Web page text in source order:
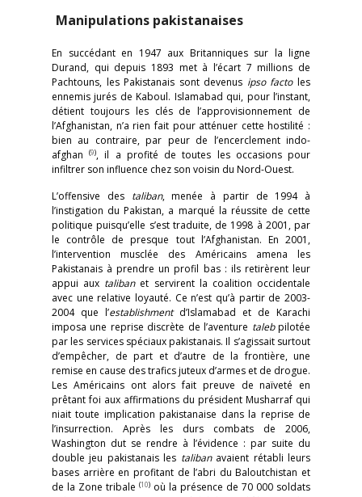
Manipulations pakistanaises
En succédant en 1947 aux Britanniques sur la ligne
Durand, qui depuis 1893 met à l’écart 7 millions de
Pachtouns, les Pakistanais sont devenus ipso factoles
ennemis jurés de Kaboul. Islamabad qui, pour l’instant,
détient toujours les clés de l’approvisionnement de
l’Afghanistan, n’a rien fait pour atténuer cette hostilité :
bien au contraire, par peur de l’encerclement indo-
afghan(9), il a profité de toutes les occasions pour
infiltrer son influence chez son voisin du Nord-Ouest.
L’offensive des taliban, menée à partir de 1994 à
l’instigation du Pakistan, a marqué la réussite de cette
politique puisqu’elle s’est traduite, de 1998 à 2001, par
le contrôle de presque tout l’Afghanistan. En 2001,
l’intervention musclée des Américains amena les
Pakistanais à prendre un profil bas : ils retirèrent leur
appui aux taliban et servirent la coalition occidentale
avec une relative loyauté. Ce n’est qu’à partir de 2003-
2004 que l’establishment d’Islamabad et de Karachi
imposa une reprise discrète de l’aventure talebpilotée
par les services spéciaux pakistanais. Il s’agissait surtout
d’empêcher, de part et d’autre de la frontière, une
remise en cause des trafics juteux d’armes et de drogue.
Les Américains ont alors fait preuve de naïveté en
prêtant foi aux affirmations du président Musharraf qui
niait toute implication pakistanaise dans la reprise de
l’insurrection. Après les durs combats de 2006,
Washington dut se rendre à l’évidence : par suite du
double jeu pakistanais les taliban avaient rétabli leurs
bases arrière en profitant de l’abri du Baloutchistan et
de la Zone tribale (10) où la présence de 70 000 soldats